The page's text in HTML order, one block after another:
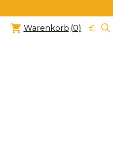
shopping_cart Warenkorb (0) €